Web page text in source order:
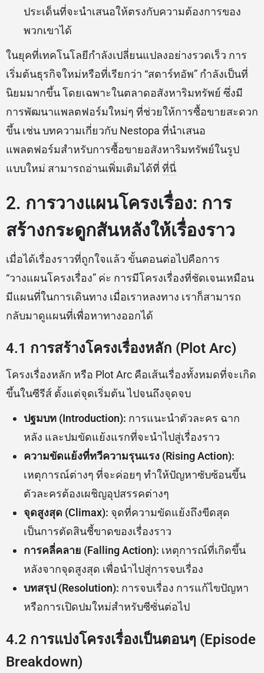
ประเด็นที่จะนำเสนอให้ตรงกับความต้องการของ
พวกเขาได้
ในยุคที่เทคโนโลยีกำลังเปลี่ยนแปลงอย่างรวดเร็ว การ
เริ่มต้นธุรกิจใหม่หรือที่เรียกว่า “สตาร์ทอัพ” กำลังเป็นที่
นิยมมากขึ้น โดยเฉพาะในตลาดอสังหาริมทรัพย์ ซึ่งมี
การพัฒนาแพลตฟอร์มใหม่ๆ ที่ช่วยให้การซื้อขายสะดวก
ขึ้น เช่น บทความเกี่ยวกับ Nestopa ที่นำเสนอ
แพลตฟอร์มสำหรับการซื้อขายอสังหาริมทรัพย์ในรูป
แบบใหม่ สามารถอ่านเพิ่มเติมได้ที่ ที่นี่
2. การวางแผนโครงเรื่อง: การ
สร้างกระดูกสันหลังให้เรื่องราว
เมื่อได้เรื่องราวที่ถูกใจแล้ว ขั้นตอนต่อไปคือการ
“วางแผนโครงเรื่อง” ค่ะ การมีโครงเรื่องที่ชัดเจนเหมือน
มีแผนที่ในการเดินทาง เมื่อเราหลงทาง เราก็สามารถ
กลับมาดูแผนที่เพื่อหาทางออกได้
4.1 การสร้างโครงเรื่องหลัก (Plot Arc)
โครงเรื่องหลัก หรือ Plot Arc คือเส้นเรื่องทั้งหมดที่จะเกิด
ขึ้นในซีรีส์ ตั้งแต่จุดเริ่มต้น ไปจนถึงจุดจบ
ปฐมบท (Introduction): การแนะนำตัวละคร ฉาก
หลัง และปมขัดแย้งแรกที่จะนำไปสู่เรื่องราว
ความขัดแย้งที่ทวีความรุนแรง (Rising Action):
เหตุการณ์ต่างๆ ที่จะค่อยๆ ทำให้ปัญหาซับซ้อนขึ้น
ตัวละครต้องเผชิญอุปสรรคต่างๆ
จุดสูงสุด (Climax): จุดที่ความขัดแย้งถึงขีดสุด
เป็นการตัดสินชี้ขาดของเรื่องราว
การคลี่คลาย (Falling Action): เหตุการณ์ที่เกิดขึ้น
หลังจากจุดสูงสุด เพื่อนำไปสู่การจบเรื่อง
บทสรุป (Resolution): การจบเรื่อง การแก้ไขปัญหา
หรือการเปิดปมใหม่สำหรับซีซั่นต่อไป
4.2 การแบ่งโครงเรื่องเป็นตอนๆ (Episode
Breakdown)